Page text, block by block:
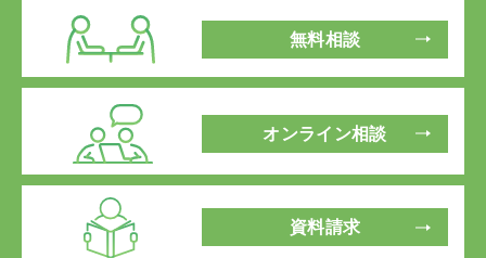
無料相談
オンライン相談
資料請求